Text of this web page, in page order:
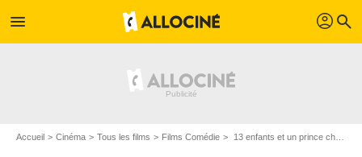
menu profil search
Accueil Cinéma Tous les films Films Comédie 13 enfants et un prince charmant de Josh Broecker